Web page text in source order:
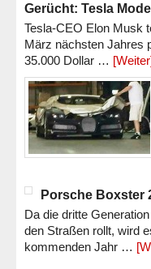
Gerücht: Tesla
Tesla-CEO Elon Musk
März nächsten Jahres
35.000 Dollar …
Porsche Boxster
Da die dritte
den Straßen rollt, wird
kommenden Jahr …